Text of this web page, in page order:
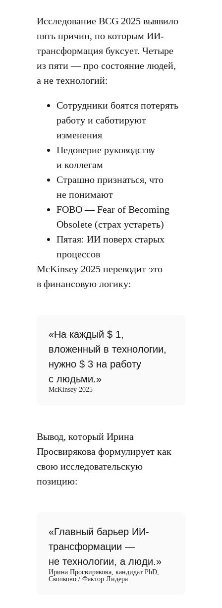
Исследование BCG 2025 выявило
пять причин, по которым ИИ-
трансформация буксует. Четыре
из пяти — про состояние людей,
а не технологий:
Сотрудники боятся потерять
работу и саботируют
изменения
Недоверие руководству
и коллегам
Страшно признаться, что
не понимают
FOBO — Fear of Becoming
Obsolete (страх устареть)
Пятая: ИИ поверх старых
процессов
McKinsey 2025 переводит это
в финансовую логику:
«На каждый $ 1,
вложенный в технологии,
нужно $ 3 на работу
с людьми.»
McKinsey 2025
Вывод, который Ирина
Просвирякова формулирует как
свою исследовательскую
позицию:
«Главный барьер ИИ-
трансформации —
не технологии, а люди.»
Ирина Просвирякова, кандидат PhD,
Сколково / Фактор Лидера